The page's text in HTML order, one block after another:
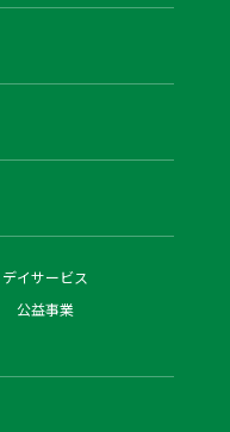
デイサービス
公益事業